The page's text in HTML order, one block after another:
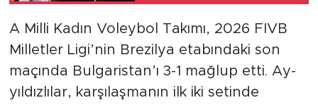
A Milli Kadın Voleybol Takımı, 2026 FIVB
Milletler Ligi’nin Brezilya etabındaki son
maçında Bulgaristan’ı 3-1 mağlup etti. Ay-
yıldızlılar, karşılaşmanın ilk iki setinde